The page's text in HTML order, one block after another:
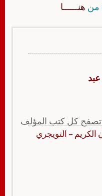
من هنــــــا
تصفح كل كتب المؤلف
الكريم – التويجري